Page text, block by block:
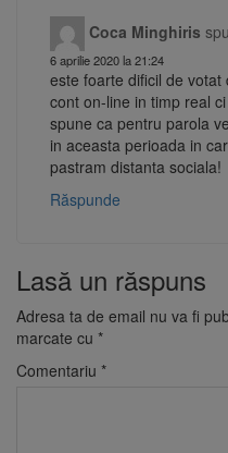
Coca Minghiris
6 aprilie 2020 la 21:24
este foarte dificil de
cont on-line in timp real
spune ca pentru parola
in aceasta perioada in
pastram distanta sociala!
Răspunde
Lasă un răspuns
Adresa ta de email nu va fi
marcate cu *
Comentariu *